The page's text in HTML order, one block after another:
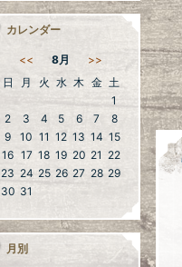
カレンダー
<< 8月
>>
日
月 火 水 木 金 土
1
2
3 4 5 6 7
8
9
10 11 12 13 14 15
16 17 18 19 20 21 22
23 24 25 26 27 28 29
30 31
月別